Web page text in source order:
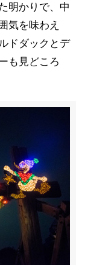
明かりで、中
気を味わえ
ドダックとデ
も見どころ